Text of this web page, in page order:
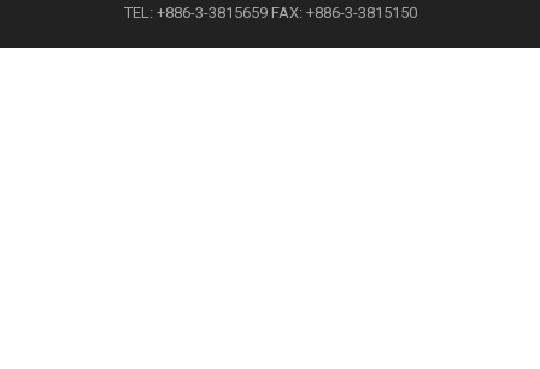
TEL: +886-3-3815659 FAX: +886-3-3815150